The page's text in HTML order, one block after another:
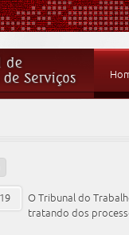
O Tribunal do
tratando dos